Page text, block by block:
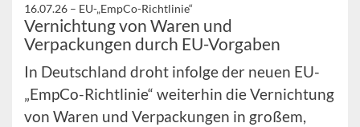
16.07.26 – EU-„EmpCo-Richtlinie“
Vernichtung von Waren und
Verpackungen durch EU-Vorgaben
In Deutschland droht infolge der neuen EU-
„EmpCo-Richtlinie“ weiterhin die Vernichtung
von Waren und Verpackungen in großem,